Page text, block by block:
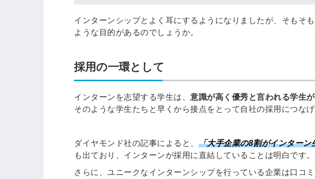
インターンシップとよく耳にするようになりましたが、そもそ
ような目的があるのでしょうか。
採用の一環として
インターンを志望する学生は、 意識が高く優秀と言われる学生
そのような学生たちと早くから接点をとって自社の採用につな
ダイヤモンド社の記事によると、 「大手企業の8割がインターン
も出ており、インターンが採用に直結していることは明白です。
さらに、ユニークなインターンシップを行っている企業は口コ
パスワード
ログイン
する
パスワードをお忘れですか？
利用規約と個人情報
の取り扱い
について
同意のうえ
す
る
他サービスIDで登録